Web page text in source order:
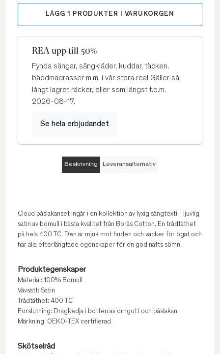
LÄGG 1 PRODUKTER I VARUKORGEN
REA upp till 50%
Fynda sängar, sängkläder, kuddar, täcken,
bäddmadrasser m.m. i vår stora rea! Gäller så
långt lagret räcker, eller som längst t.o.m.
2026-08-17.
Se hela erbjudandet
Beskrivning Leveransalternativ
Cloud påslakanset ingår i en kollektion av lyxig sängtextil i ljuvlig
satin av bomull i bästa kvalitet från Borås Cotton. En trådtäthet
på hela 400 TC. Den är mjuk mot huden och vacker för ögat och
har alla efterlängtade egenskaper för en god natts sömn.
Produktegenskaper
Material: 100% Bomull
Vävsätt: Satin
Trådtäthet: 400 TC
Förslutning: Dragkedja i botten av örngott och påslakan
Märkning: OEKO-TEX certifierad
Skötselråd